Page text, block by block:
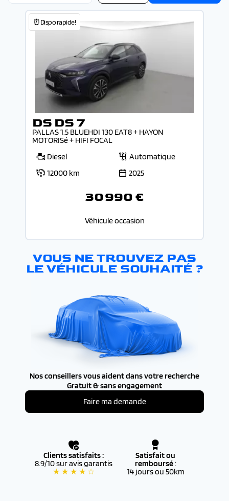
⏰Dispo rapide!
DS DS 7
PALLAS 1.5 BLUEHDI 130 EAT8 + HAYON
MOTORISé + HIFI FOCAL
Diesel
Automatique
12000 km
2025
30 990 €
Véhicule occasion
VOUS NE TROUVEZ PAS
LE VÉHICULE SOUHAITÉ ?
Nos conseillers vous aident dans votre recherche
Gratuit & sans engagement
Faire ma demande
Clients satisfaits :
8.9/10 sur avis garantis
★ ★ ★ ★ ☆
Satisfait ou
remboursé:
14 jours ou 50km